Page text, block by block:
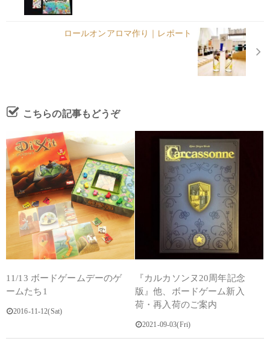
ロールオンアロマ作り｜レポート
こちらの記事もどうぞ
11/13 ボードゲームデーのゲ
ームたち1
2016-11-12(Sat)
『カルカソンヌ20周年記念
版』他、ボードゲーム新入
荷・再入荷のご案内
2021-09-03(Fri)